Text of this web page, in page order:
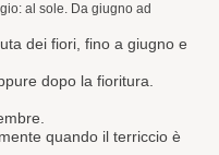
al sole. Da giugno ad
dei fiori, fino a giugno e
dopo la fioritura.
quando il terriccio è